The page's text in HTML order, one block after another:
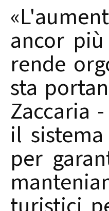
ancor
rende
sta
Zaccaria
il
per